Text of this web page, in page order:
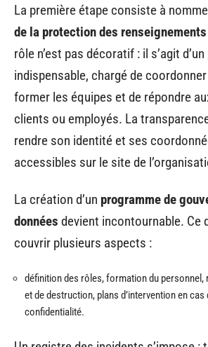
La première étape consiste à
de la protection des
rôle n’est pas décoratif : il s’agit
indispensable, chargé de
former les équipes et de répondre
clients ou employés. La
rendre son identité et ses
accessibles sur le site de
La création d’un programme de
données devient incontournable. Ce
couvrir plusieurs aspects :
définition des rôles, formation du personnel,
et de destruction, plans d’intervention en cas
confidentialité.